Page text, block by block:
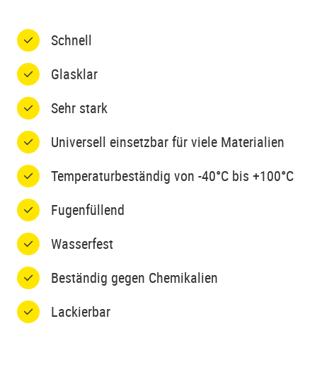
Schnell
Glasklar
Sehr stark
Universell einsetzbar für viele Materialien
Temperaturbeständig von -40°C bis +100°C
Fugenfüllend
Wasserfest
Beständig gegen Chemikalien
Lackierbar